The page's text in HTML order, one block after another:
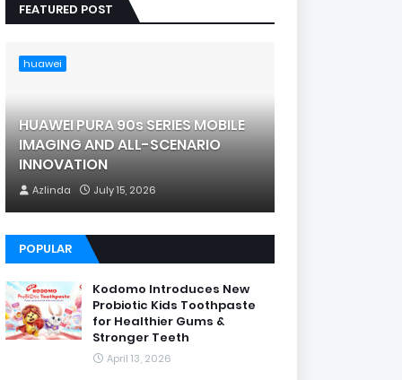
FEATURED POST
huawei
HUAWEI PURA 90s SERIES MOBILE
IMAGING AND ALL-SCENARIO
INNOVATION
Azlinda July 15, 2026
POPULAR
Kodomo Introduces New
Probiotic Kids Toothpaste
for Healthier Gums &
Stronger Teeth
April 13, 2026